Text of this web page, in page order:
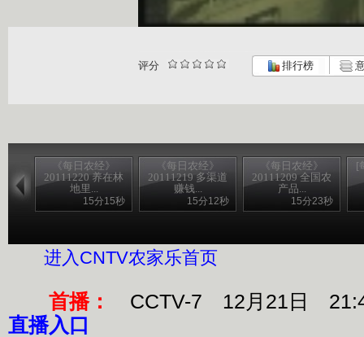
评分 排行榜
《每日农经》
20111220 养在林
地里...
15分15秒
《每日农经》
20111219 多渠道
赚钱...
15分12秒
《每日农经》
20111209 全国农
产品...
15分23秒
[
进入CNTV农家乐首页
首播：
CCTV-7 12月21日
直播入口